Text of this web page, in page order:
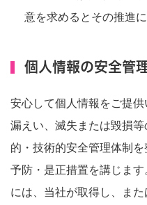
意を求めるとその推進
個人情報の安全管
安心して個人情報をご提
漏えい、滅失または毀損
的・技術的安全管理体制
予防・是正措置を講じま
には、当社が取得し、ま